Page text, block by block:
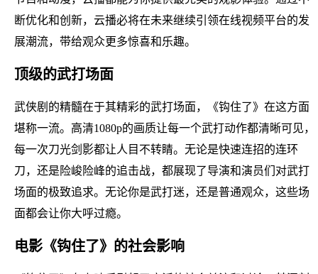
断优化和创新，云播必将在未来继续引领在线视频平台的发
展潮流，带给观众更多惊喜和乐趣。
顶级的武打场面
武侠剧的精髓在于其精彩的武打场面，《钩住了》在这方面
堪称一流。高清1080p的画质让每一个武打动作都清晰可见，
每一次刀光剑影都让人目不转睛。无论是快速连招的连环
刀，还是险峻险峰的追击战，都展现了导演和演员们对武打
场面的极致追求。无论你是武打迷，还是普通观众，这些场
面都会让你大呼过瘾。
电影《钩住了》的社会影响